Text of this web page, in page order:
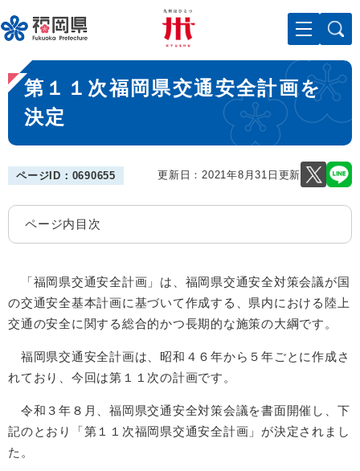
ー
ジ
先
頭
。
メニューを飛ばして本文へ
本
文
第１１次福岡県交通安全計画を
決定
ページID：0690655 更新日：2021年8月31日更新
ページ内目次
「福岡県交通安全計画」は、福岡県交通安全対策会議が国
の交通安全基本計画に基づいて作成する、県内における陸上
交通の安全に関する総合的かつ長期的な施策の大綱です。
福岡県交通安全計画は、昭和４６年から５年ごとに作成さ
れており、今回は第１１次の計画です。
令和３年８月、福岡県交通安全対策会議を書面開催し、下
記のとおり「第１１次福岡県交通安全計画」が決定されまし
た。